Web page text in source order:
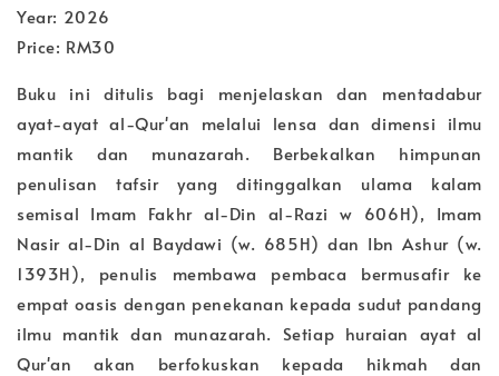
Year: 2026
Price: RM30
Buku ini ditulis bagi menjelaskan dan mentadabur
ayat-ayat al-Qur'an melalui lensa dan dimensi ilmu
mantik dan munazarah. Berbekalkan himpunan
penulisan tafsir yang ditinggalkan ulama kalam
semisal Imam Fakhr al-Din al-Razi w 606H), Imam
Nasir al-Din al Baydawi (w. 685H) dan Ibn Ashur (w.
1393H), penulis membawa pembaca bermusafir ke
empat oasis dengan penekanan kepada sudut pandang
ilmu mantik dan munazarah. Setiap huraian ayat al
Qur'an akan berfokuskan kepada hikmah dan